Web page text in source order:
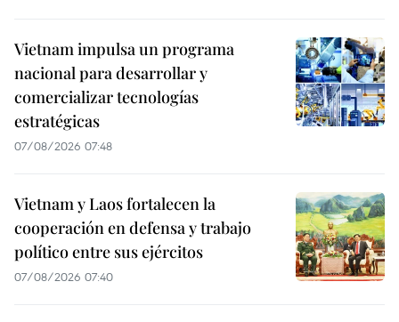
Vietnam impulsa un programa
nacional para desarrollar y
comercializar tecnologías
estratégicas
07/08/2026 07:48
Vietnam y Laos fortalecen la
cooperación en defensa y trabajo
político entre sus ejércitos
07/08/2026 07:40